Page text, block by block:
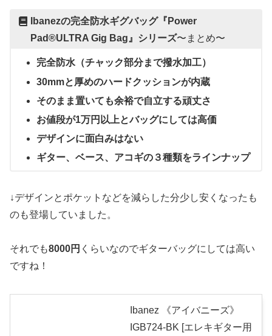
Ibanezの完全防水ギグバッグ『Power
Pad®︎ULTRA Gig Bag』シリーズ〜まとめ〜
完全防水（チャック部分まで撥水加工）
30mmと厚めのハードクッションが内蔵
そのまま置いても余裕で自立する頑丈さ
お値段が1万円以上とバッグにしては高価
デザインに面白みはない
ギター、ベース、アコギの３種類をラインナップ
↓デザインとポケットなどを減らした分少し安くなったも
のも登場していました。
それでも8000円 くらいなのでギターバッグにしては高い
ですね！
Ibanez 《アイバニーズ》
IGB724-BK [エレキギター用